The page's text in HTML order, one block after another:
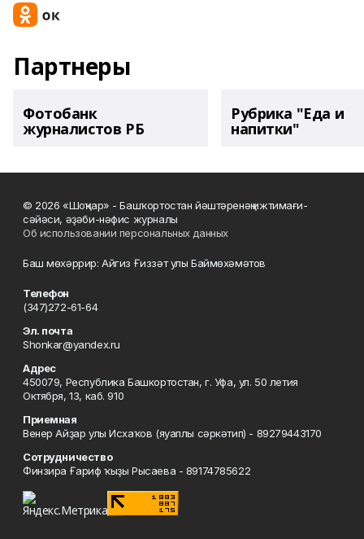
Партнеры
Фотобанк
журналистов РБ
Рубрика "Еда и
напитки"
© 2026 «Шоңҡар» - Башҡортостан йәштәренәң ижтимағи-
сәйәси, әҙәби-нәфис журналы
Об использовании персональных данных
Баш мөхәррир: Айгиз Ғиззәт улы Баймөхәмәтов
Телефон
(347)272-61-64
Эл. почта
Shonkar@yandex.ru
Адрес
450079, Республика Башкортостан, г. Уфа, ул. 50 летия
Октября, 13, каб. 910
Приемная
Венер Айҙар улы Исхаҡов (яуаплы сәркәтип) - 89279443170
Сотрудничество
Финзира Ғариф ҡыҙы Рысаева - 89174785622